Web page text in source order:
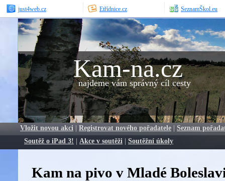
just4web.cz Etřídnice.cz SeznamŠkol.eu
Kam-na.cz
najdeme vám správný cíl cesty
Vložit novou akci | Registrovat nového pořadatele | Seznam
Soutěž o iPad 3! | Akce v soutěži | Soutěžní úkoly
Kam na pivo v Mladé